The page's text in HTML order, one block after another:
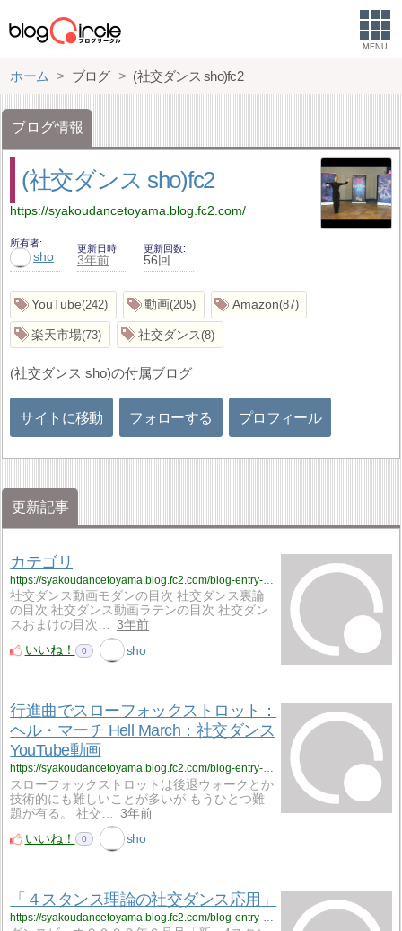
MENU
ホーム ブログ (社交ダンス sho)fc2
ブログ情報
(社交ダンス sho)fc2
https://syakoudancetoyama.blog.fc2.com/
所有者
sho
更新日時
3年前
更新回数
56回
YouTube 242 動画 205 Amazon 87
楽天市場 73 社交ダンス 8
(社交ダンス sho)の付属ブログ
サイトに移動 フォローする プロフィール
更新記事
カテゴリ
https://syakoudancetoyama.blog.fc2.com/blog-entry-663.html
社交ダンス動画モダンの目次 社交ダンス裏論
の目次 社交ダンス動画ラテンの目次 社交ダン
スおまけの目次…
3年前
いいね！
0 sho
行進曲でスローフォックストロット：
ヘル・マーチ Hell March：社交ダンス
YouTube動画
https://syakoudancetoyama.blog.fc2.com/blog-entry-960.html
スローフォックストロットは後退ウォークとか
技術的にも難しいことが多いが もうひとつ難
題が有る。 社交…
3年前
いいね！
0 sho
「４スタンス理論の社交ダンス応用」